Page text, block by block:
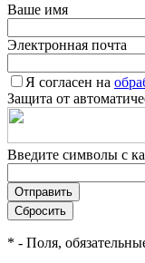
Ваше имя
Электронная почта
Я согласен на
Защита от
Введите символы с
* - Поля,